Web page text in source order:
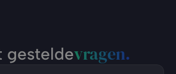
gesteldevragen.